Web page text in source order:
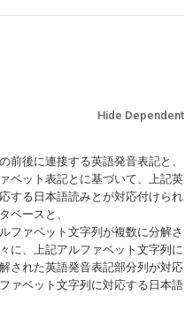
Hide Dependent
前後に連接する英語発音表記と、
ベット表記とに基づいて、上記英
する日本語読みとが対応付けられ
ベースと、
ファベット文字列が複数に分解さ
に、上記アルファベット文字列に
された英語発音表記部分列が対応
ァベット文字列に対応する日本語